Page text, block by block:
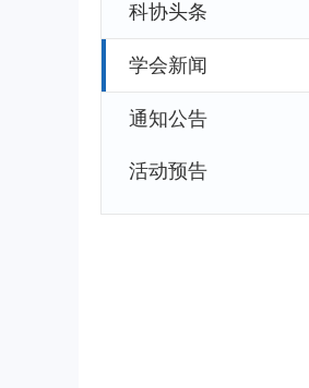
科协头条
学会新闻
通知公告
活动预告